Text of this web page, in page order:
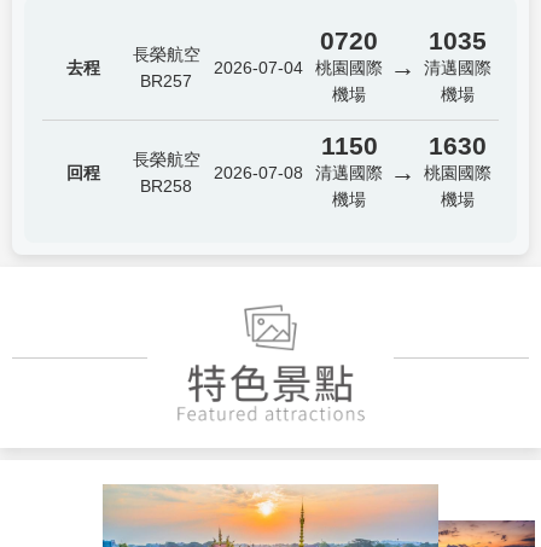
去程
長榮航空
BR257
2026-07-04
0720
桃園國際
機場
→
1035
清邁國際
機場
回程
長榮航空
BR258
2026-07-08
1150
清邁國際
機場
→
1630
桃園國際
機場